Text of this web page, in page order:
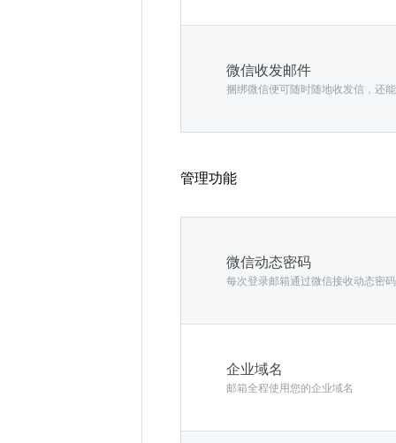
微信收发邮件
捆绑微信便可随时随地收发信，还
管理功能
微信动态密码
每次登录邮箱通过微信接收动态密
企业域名
邮箱全程使用您的企业域名